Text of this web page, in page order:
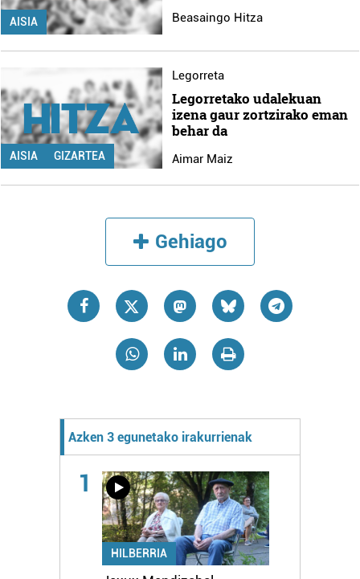
AISIA Beasaingo Hitza
AISIA GIZARTEA
Legorreta
Legorretako udalekuan
izena gaur zortzirako eman
behar da
Aimar Maiz
Gehiago
Azken 3 egunetako irakurrienak
1
HILBERRIA